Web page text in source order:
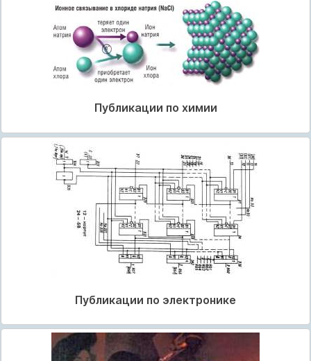
Публикации по химии
Публикации по электронике